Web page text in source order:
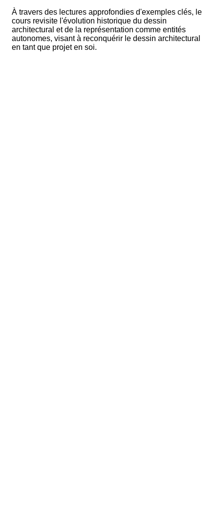
À travers des lectures approfondies d'exemples clés, le
cours revisite l'évolution historique du dessin
architectural et de la représentation comme entités
autonomes, visant à reconquérir le dessin architectural
en tant que projet en soi.